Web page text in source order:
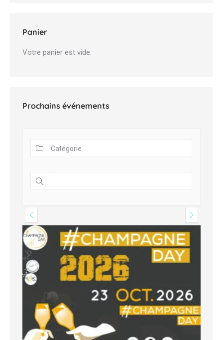
Panier
Votre panier est vide.
Prochains événements
31 juillet 2027- 01 août 2027